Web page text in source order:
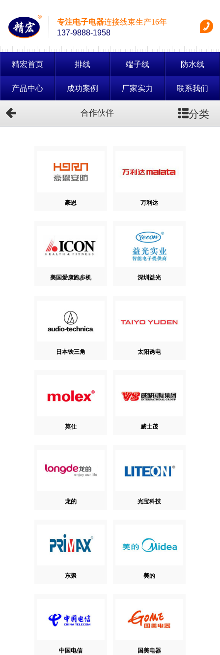
专注电子电器连接线束生产16年
137-9888-1958
精宏首页 排线 端子线 防水线
产品中心 成功案例 厂家实力 联系我们
分类
合作伙伴
豪恩 万利达
美国爱康跑步机 深圳益光
日本铁三角 太阳诱电
莫仕 威士茂
龙的 光宝科技
东聚 美的
中国电信 国美电器